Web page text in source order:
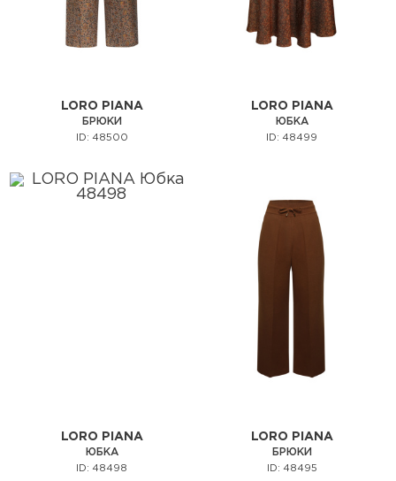
LORO PIANA
БРЮКИ
ID: 48500
LORO PIANA
ЮБКА
ID: 48499
LORO PIANA
ЮБКА
ID: 48498
LORO PIANA
БРЮКИ
ID: 48495